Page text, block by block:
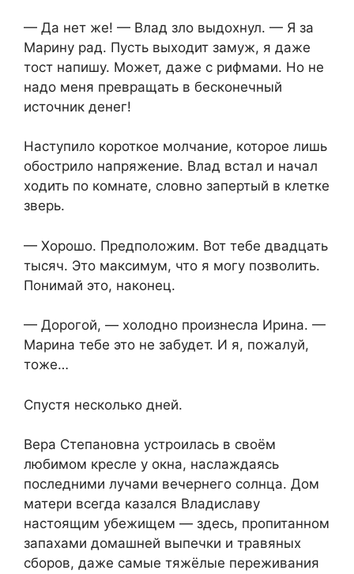
— Да нет же! — Влад зло выдохнул. — Я за
Марину рад. Пусть выходит замуж, я даже
тост напишу. Может, даже с рифмами. Но не
надо меня превращать в бесконечный
источник денег!
Наступило короткое молчание, которое лишь
обострило напряжение. Влад встал и начал
ходить по комнате, словно запертый в клетке
зверь.
— Хорошо. Предположим. Вот тебе двадцать
тысяч. Это максимум, что я могу позволить.
Понимай это, наконец.
— Дорогой, — холодно произнесла Ирина. —
Марина тебе это не забудет. И я, пожалуй,
тоже…
Спустя несколько дней.
Вера Степановна устроилась в своём
любимом кресле у окна, наслаждаясь
последними лучами вечернего солнца. Дом
матери всегда казался Владиславу
настоящим убежищем — здесь, пропитанном
запахами домашней выпечки и травяных
сборов, даже самые тяжёлые переживания